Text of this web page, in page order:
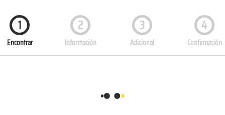
1
Encontrar
2
Información
3
Adicional
4
Confirmación